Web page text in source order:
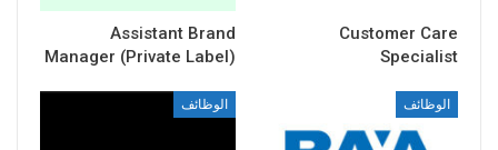
Customer Care
Specialist
Assistant Brand
Manager (Private Label)
الوظائف الوظائف